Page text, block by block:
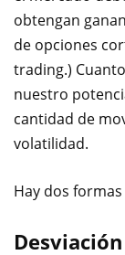
obtengan
de opciones
trading.)
nuestro
cantidad de
volatilidad.
Hay dos